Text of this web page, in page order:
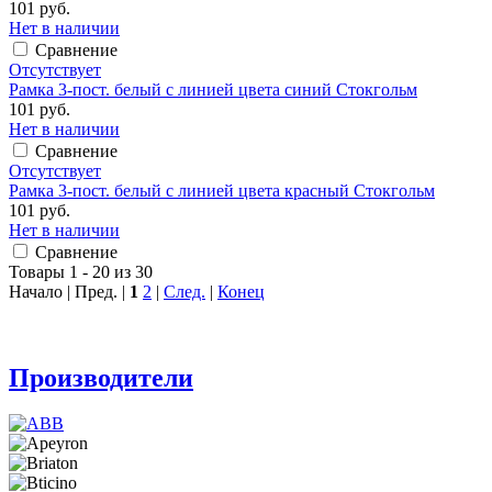
101 руб.
Нет в наличии
Сравнение
Отсутствует
Рамка 3-пост. белый с линией цвета синий Стокгольм
101 руб.
Нет в наличии
Сравнение
Отсутствует
Рамка 3-пост. белый с линией цвета красный Стокгольм
101 руб.
Нет в наличии
Сравнение
Товары 1 - 20 из 30
Начало | Пред. | 1 2 | След. | Конец
Производители